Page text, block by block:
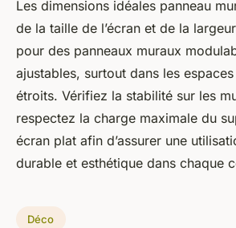
Les dimensions idéales panneau
de la taille de l’écran et de la
pour des panneaux muraux
ajustables, surtout dans les
étroits. Vérifiez la stabilité sur les
respectez la charge maximale du
écran plat afin d’assurer une
durable et esthétique dans chaque
Déco